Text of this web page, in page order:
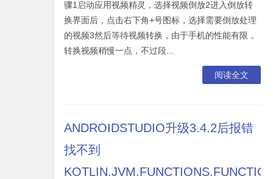
骤1启动应用视频精灵，选择视频倒放2进入倒放转
换界面后，点击右下角+号图标，选择需要倒放处理
的视频3然后等待视频转换，由于手机的性能有限，
转换视频稍慢一点，不过段...
阅读全文
ANDROIDSTUDIO升级3.4.2后报错
找不到